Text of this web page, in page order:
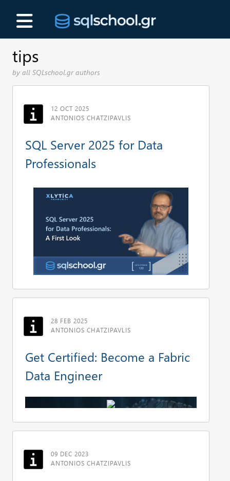
tips
by all SQLschool.gr authors
12 OCT 2025
ANTONIOS CHATZIPAVLIS
SQL Server 2025 for Data
Professionals
28 FEB 2025
ANTONIOS CHATZIPAVLIS
Get Certified: Become a Fabric
Data Engineer
09 DEC 2023
ANTONIOS CHATZIPAVLIS